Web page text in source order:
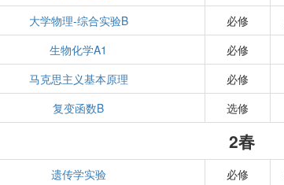
大学物理-综合实验B 必修
生物化学A1 必修
马克思主义基本原理 必修
复变函数B 选修
2春
遗传学实验 必修